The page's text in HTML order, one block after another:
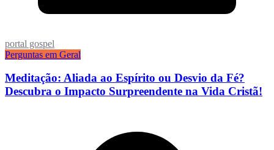
portal gospel
Perguntas em Geral
Meditação: Aliada ao Espírito ou Desvio da Fé?
Descubra o Impacto Surpreendente na Vida Cristã!